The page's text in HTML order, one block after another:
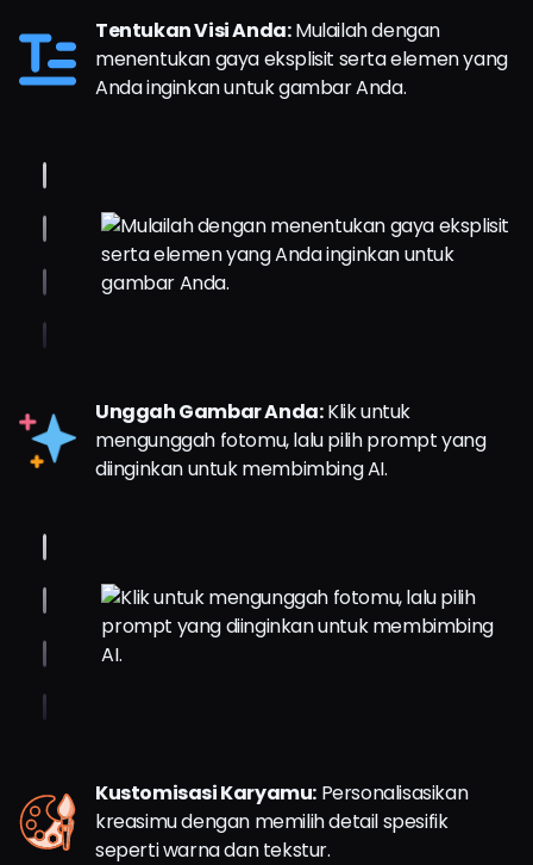
Tentukan Visi Anda:Mulailah dengan
menentukan gaya eksplisit serta elemen yang
Anda inginkan untuk gambar Anda.
Unggah Gambar Anda:Klik untuk
mengunggah fotomu, lalu pilih prompt yang
diinginkan untuk membimbing AI.
Kustomisasi Karyamu: Personalisasikan
kreasimu dengan memilih detail spesifik
seperti warna dan tekstur.